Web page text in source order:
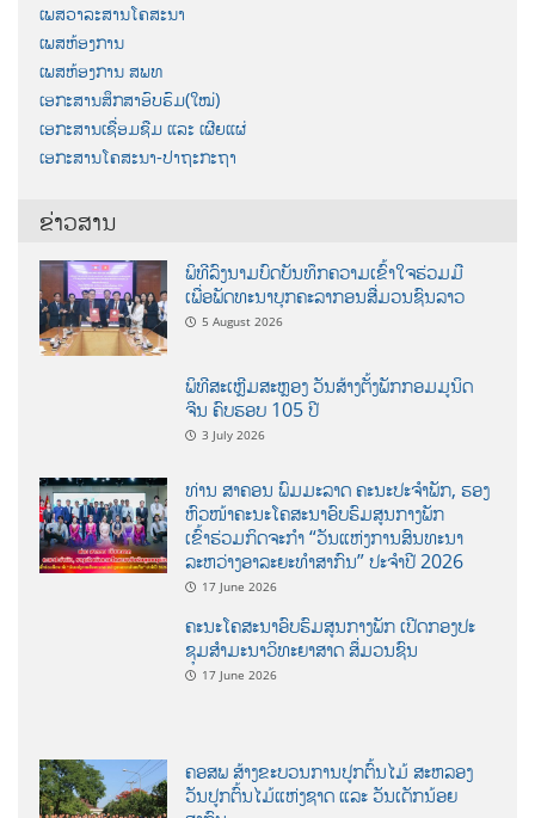
ເພສວາລະສານໂຄສະນາ
ເພສຫ້ອງການ
ເພສຫ້ອງການ ສພທ
ເອກະສານສຶກສາອົບຮົມ(ໃໝ່)
ເອກະສານເຊື່ອມຊືມ ແລະ ເຜີຍແຜ່
ເອກະສານໂຄສະນາ-ປາຖະກະຖາ
ຂ່າວສານ
ພິທີລົງນາມບົດບັນທຶກຄວາມເຂົ້າໃຈຮ່ວມມື
ເພື່ອພັດທະນາບຸກຄະລາກອນສື່ມວນຊົນລາວ
5 August 2026
ພິທີສະເຫຼີມສະຫຼອງ ວັນສ້າງຕັ້ງພັກກອມມູນິດ
ຈີນ ຄົບຮອບ 105 ປີ
3 July 2026
ທ່ານ ສາຄອນ ພົມມະລາດ ຄະນະປະຈໍາພັກ, ຮອງ
ຫົວໜ້າຄະນະໂຄສະນາອົບຮົມສູນກາງພັກ
ເຂົ້າຮ່ວມກິດຈະກຳ “ວັນແຫ່ງການສົນທະນາ
ລະຫວ່າງອາລະຍະທຳສາກົນ” ປະຈຳປີ 2026
17 June 2026
ຄະນະໂຄສະນາອົບຮົມສູນກາງພັກ ເປີດກອງປະ
ຊຸມສຳມະນາວິທະຍາສາດ ສຶ່ມວນຊົນ
17 June 2026
ວັນປູກຕົ້ນໄມ້ແຫ່ງຊາດ ແລະ ວັນເດັກນ້ອຍ
ສາກົນ
10 June 2026